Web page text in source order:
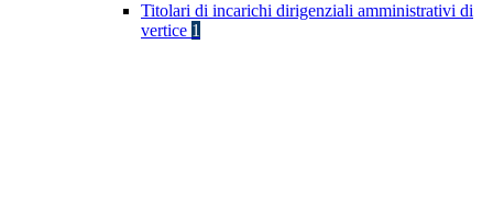
Titolari di incarichi dirigenziali amministrativi di
vertice 1